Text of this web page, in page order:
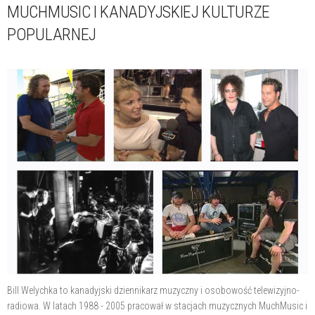
MUCHMUSIC I KANADYJSKIEJ KULTURZE
POPULARNEJ
Bill Welychka to kanadyjski dziennikarz muzyczny i osobowość telewizyjno-
radiowa. W latach 1988 - 2005 pracował w stacjach muzycznych MuchMusic i